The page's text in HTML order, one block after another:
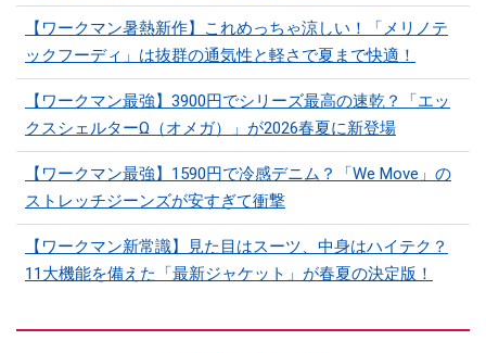
【ワークマン暑熱新作】これめっちゃ涼しい！「メリノテ
ックフーディ」は抜群の通気性と軽さで夏まで快適！
【ワークマン最強】3900円でシリーズ最高の速乾？「エッ
クスシェルターΩ（オメガ）」が2026春夏に新登場
【ワークマン最強】1590円で冷感デニム？「We Move」の
ストレッチジーンズが安すぎて衝撃
【ワークマン新常識】見た目はスーツ、中身はハイテク？
11大機能を備えた「最新ジャケット」が春夏の決定版！